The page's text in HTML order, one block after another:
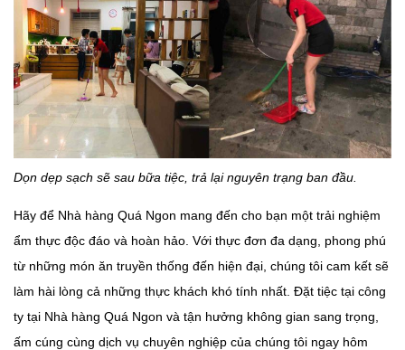
Dọn dẹp sạch sẽ sau bữa tiệc, trả lại nguyên trạng ban đầu.
Hãy để Nhà hàng Quá Ngon mang đến cho bạn một trải nghiệm
ẩm thực độc đáo và hoàn hảo. Với thực đơn đa dạng, phong phú
từ những món ăn truyền thống đến hiện đại, chúng tôi cam kết sẽ
làm hài lòng cả những thực khách khó tính nhất. Đặt tiệc tại công
ty tại Nhà hàng Quá Ngon và tận hưởng không gian sang trọng,
ấm cúng cùng dịch vụ chuyên nghiệp của chúng tôi ngay hôm